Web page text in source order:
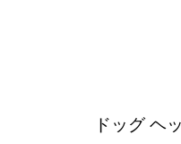
ドッグ ヘ